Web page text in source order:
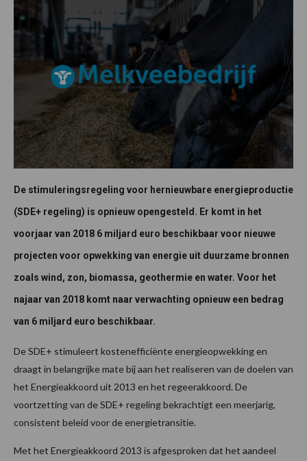
De stimuleringsregeling voor hernieuwbare energieproductie
(SDE+ regeling) is opnieuw opengesteld. Er komt in het
voorjaar van 2018 6 miljard euro beschikbaar voor nieuwe
projecten voor opwekking van energie uit duurzame bronnen
zoals wind, zon, biomassa, geothermie en water. Voor het
najaar van 2018 komt naar verwachting opnieuw een bedrag
van 6 miljard euro beschikbaar.
De SDE+ stimuleert kostenefficiënte energieopwekking en
draagt in belangrijke mate bij aan het realiseren van de doelen van
het Energieakkoord uit 2013 en het regeerakkoord. De
voortzetting van de SDE+ regeling bekrachtigt een meerjarig,
consistent beleid voor de energietransitie.
Met het Energieakkoord 2013 is afgesproken dat het aandeel